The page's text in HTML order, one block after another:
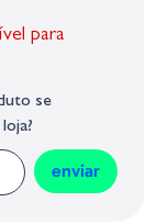
para
se
enviar